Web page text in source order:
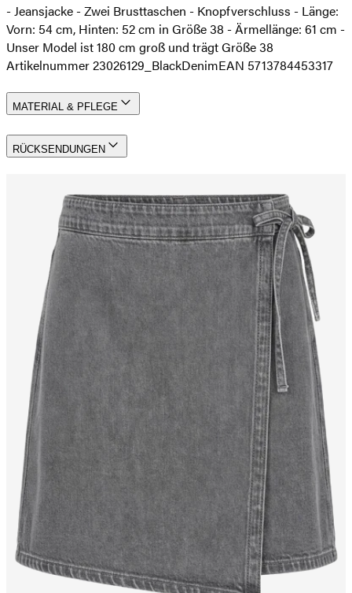
- Jeansjacke - Zwei Brusttaschen - Knopfverschluss - Länge:
Vorn: 54 cm, Hinten: 52 cm in Größe 38 - Ärmellänge: 61 cm -
Unser Model ist 180 cm groß und trägt Größe 38
Artikelnummer 23026129_BlackDenimEAN 5713784453317
MATERIAL & PFLEGE
RÜCKSENDUNGEN